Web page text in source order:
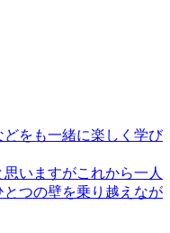
をも一緒に楽しく学び
いますがこれから一人
つの壁を乗り越えなが